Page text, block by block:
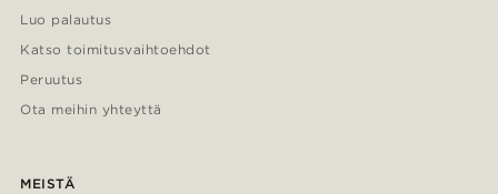
Luo palautus
Katso toimitusvaihtoehdot
Peruutus
Ota meihin yhteyttä
MEISTÄ